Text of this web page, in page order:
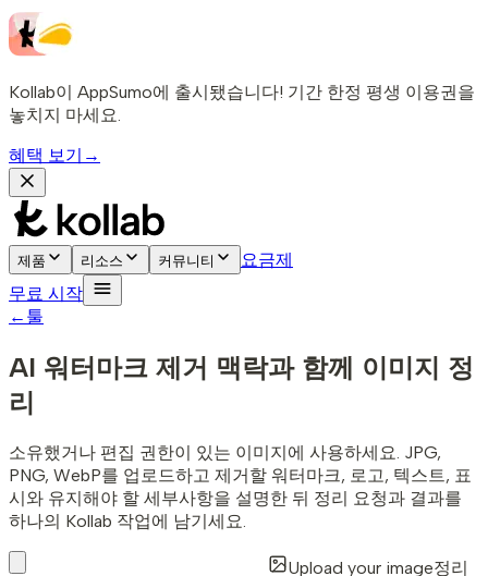
Kollab이 AppSumo에 출시됐습니다! 기간 한정 평생 이용권을
놓치지 마세요.
혜택 보기 →
제품 리소스 커뮤니티
요금제
무료 시작
← 툴
AI 워터마크 제거 맥락과 함께 이미지 정
리
소유했거나 편집 권한이 있는 이미지에 사용하세요. JPG,
PNG, WebP를 업로드하고 제거할 워터마크, 로고, 텍스트, 표
시와 유지해야 할 세부사항을 설명한 뒤 정리 요청과 결과를
하나의 Kollab 작업에 남기세요.
Upload your image정리